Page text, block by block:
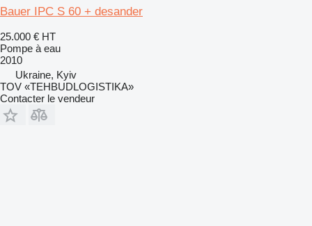
Bauer IPC S 60 + desander
25.000 € HT
Pompe à eau
2010
Ukraine, Kyiv
TOV «TEHBUDLOGISTIKA»
Contacter le vendeur